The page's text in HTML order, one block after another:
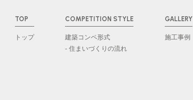
TOP
トップ
COMPETITION STYLE
建築コンペ形式
- 住まいづくりの流れ
GALLERY
施工事例